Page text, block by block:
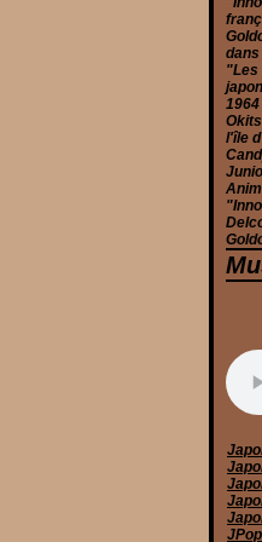
"Les
1964
l'île